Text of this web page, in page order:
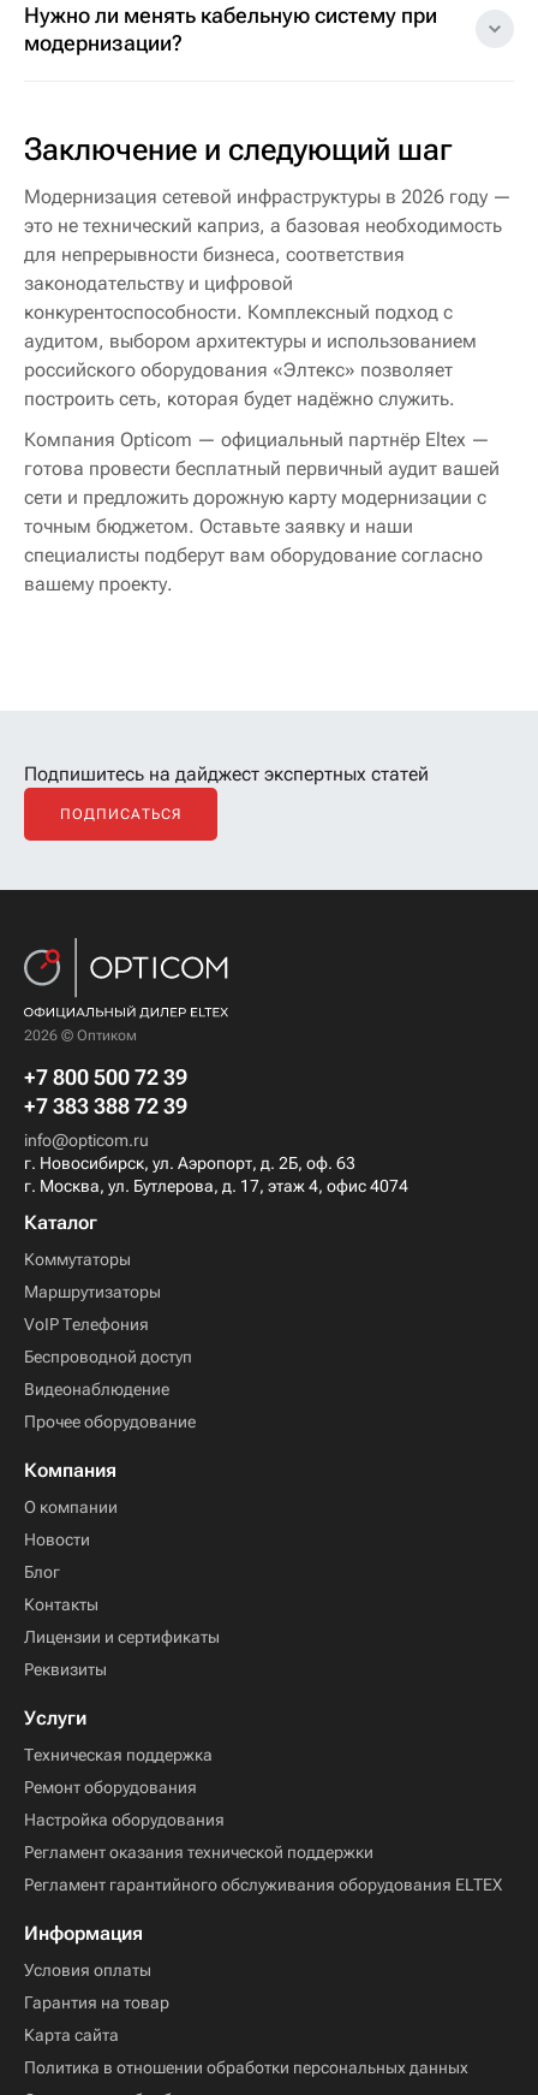
Нужно ли менять кабельную систему при
модернизации?
Заключение и следующий шаг
Модернизация сетевой инфраструктуры в 2026 году —
это не технический каприз, а базовая необходимость
для непрерывности бизнеса, соответствия
законодательству и цифровой
конкурентоспособности. Комплексный подход с
аудитом, выбором архитектуры и использованием
российского оборудования «Элтекс» позволяет
построить сеть, которая будет надёжно служить.
Компания Opticom — официальный партнёр Eltex —
готова провести бесплатный первичный аудит вашей
сети и предложить дорожную карту модернизации с
точным бюджетом. Оставьте заявку и наши
специалисты подберут вам оборудование согласно
вашему проекту.
Подпишитесь на дайджест экспертных статей
ПОДПИСАТЬСЯ
2026 © Оптиком
+7 800 500 72 39
+7 383 388 72 39
info@opticom.ru
г. Новосибирск, ул. Аэропорт, д. 2Б, оф. 63
г. Москва, ул. Бутлерова, д. 17, этаж 4, офис 4074
Каталог
Коммутаторы
Маршрутизаторы
VoIP Телефония
Беспроводной доступ
Видеонаблюдение
Прочее оборудование
Компания
О компании
Новости
Блог
Контакты
Лицензии и сертификаты
Реквизиты
Услуги
Техническая поддержка
Ремонт оборудования
Настройка оборудования
Регламент оказания технической поддержки
Регламент гарантийного обслуживания оборудования ELTEX
Информация
Условия оплаты
Гарантия на товар
Карта сайта
Политика в отношении обработки персональных данных